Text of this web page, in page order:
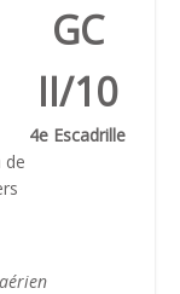
GC
II/10
4e Escadrille
de